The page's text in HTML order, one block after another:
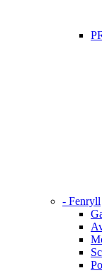
- Fenryll